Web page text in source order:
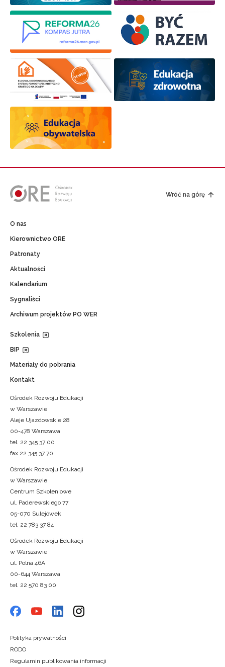
Wróć na górę
O nas
Kierownictwo ORE
Patronaty
Aktualności
Kalendarium
Sygnaliści
Archiwum projektów PO WER
Szkolenia
BIP
Materiały do pobrania
Kontakt
Ośrodek Rozwoju Edukacji
w Warszawie
Aleje Ujazdowskie 28
00-478 Warszawa
tel. 22 345 37 00
fax 22 345 37 70
Ośrodek Rozwoju Edukacji
w Warszawie
Centrum Szkoleniowe
ul. Paderewskiego 77
05-070 Sulejówek
tel. 22 783 37 84
Ośrodek Rozwoju Edukacji
w Warszawie
ul. Polna 46A
00-644 Warszawa
tel. 22 570 83 00
Polityka prywatności
RODO
Regulamin publikowania informacji